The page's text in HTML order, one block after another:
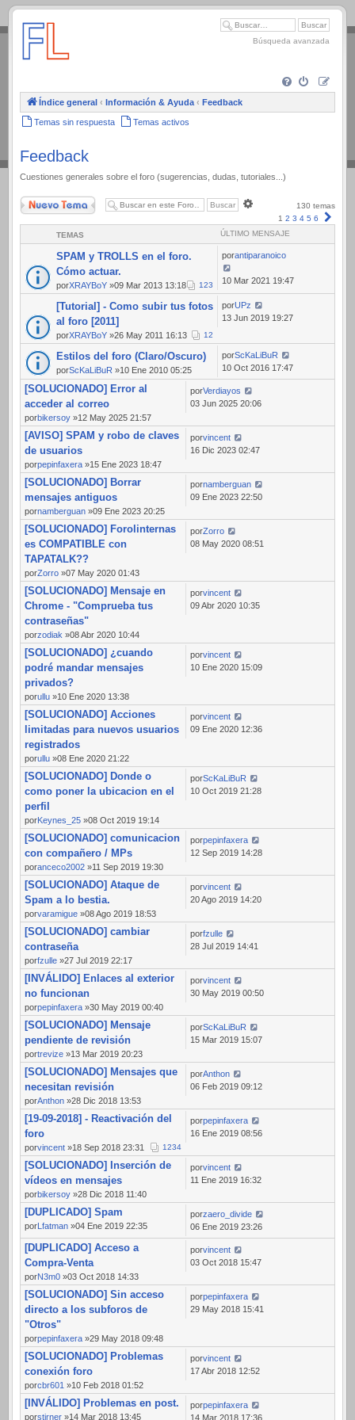
.
Búsqueda avanzada
Índice general ‹ Información & Ayuda ‹ Feedback
Temas sin respuesta Temas activos
Feedback
Cuestiones generales sobre el foro (sugerencias, dudas, tutoriales...)
Nuevo Tema
avanzada
130 temas
1 2 3 4 5 6
TEMAS ÚLTIMO MENSAJE
SPAM y TROLLS en el foro.
Cómo actuar.
porXRAYBoY »09 Mar 2013 13:18 123
porantiparanoico
10 Mar 2021 19:47
[Tutorial] - Como subir tus fotos
al foro [2011]
porXRAYBoY »26 May 2011 16:13 12
porUPz
13 Jun 2019 19:27
Estilos del foro (Claro/Oscuro)
porScKaLiBuR »10 Ene 2010 05:25
porScKaLiBuR
10 Oct 2016 17:47
[SOLUCIONADO] Error al
acceder al correo
porbikersoy »12 May 2025 21:57
porVerdiayos
03 Jun 2025 20:06
[AVISO] SPAM y robo de claves
de usuarios
porpepinfaxera »15 Ene 2023 18:47
porvincent
16 Dic 2023 02:47
[SOLUCIONADO] Borrar
mensajes antiguos
pornamberguan »09 Ene 2023 20:25
pornamberguan
09 Ene 2023 22:50
[SOLUCIONADO] Forolinternas
es COMPATIBLE con
TAPATALK??
porZorro »07 May 2020 01:43
porZorro
08 May 2020 08:51
[SOLUCIONADO] Mensaje en
Chrome - "Comprueba tus
contraseñas"
porzodiak »08 Abr 2020 10:44
porvincent
09 Abr 2020 10:35
[SOLUCIONADO] ¿cuando
podré mandar mensajes
privados?
porullu »10 Ene 2020 13:38
porvincent
10 Ene 2020 15:09
[SOLUCIONADO] Acciones
limitadas para nuevos usuarios
registrados
porullu »08 Ene 2020 21:22
porvincent
09 Ene 2020 12:36
[SOLUCIONADO] Donde o
como poner la ubicacion en el
perfil
porKeynes_25 »08 Oct 2019 19:14
porScKaLiBuR
10 Oct 2019 21:28
[SOLUCIONADO] comunicacion
con compañero / MPs
poranceco2002 »11 Sep 2019 19:30
porpepinfaxera
12 Sep 2019 14:28
[SOLUCIONADO] Ataque de
Spam a lo bestia.
porvaramigue »08 Ago 2019 18:53
porvincent
20 Ago 2019 14:20
[SOLUCIONADO] cambiar
contraseña
porfzulle »27 Jul 2019 22:17
porfzulle
28 Jul 2019 14:41
[INVÁLIDO] Enlaces al exterior
no funcionan
porpepinfaxera »30 May 2019 00:40
porvincent
30 May 2019 00:50
[SOLUCIONADO] Mensaje
pendiente de revisión
portrevize »13 Mar 2019 20:23
porScKaLiBuR
15 Mar 2019 15:07
[SOLUCIONADO] Mensajes que
necesitan revisión
porAnthon »28 Dic 2018 13:53
porAnthon
06 Feb 2019 09:12
[19-09-2018] - Reactivación del
foro
porvincent »18 Sep 2018 23:31 1234
porpepinfaxera
16 Ene 2019 08:56
[SOLUCIONADO] Inserción de
vídeos en mensajes
porbikersoy »28 Dic 2018 11:40
porvincent
11 Ene 2019 16:32
[DUPLICADO] Spam
porLfatman »04 Ene 2019 22:35
porzaero_divide
06 Ene 2019 23:26
[DUPLICADO] Acceso a
Compra-Venta
porN3m0 »03 Oct 2018 14:33
porvincent
03 Oct 2018 15:47
[SOLUCIONADO] Sin acceso
directo a los subforos de
"Otros"
porpepinfaxera »29 May 2018 09:48
porpepinfaxera
29 May 2018 15:41
[SOLUCIONADO] Problemas
conexión foro
porcbr601 »10 Feb 2018 01:52
porvincent
17 Abr 2018 12:52
[INVÁLIDO] Problemas en post.
porstirner »14 Mar 2018 13:45
porpepinfaxera
14 Mar 2018 17:36